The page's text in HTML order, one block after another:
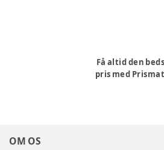
Få altid den
pris med
OM OS